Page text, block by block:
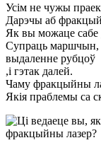
Усім не чужы
Дарэчы аб
Як вы можаце сабе
Супраць маршчын,
выдаленне рубцоў
,і гэтак далей.
Чаму фракцыйны
Якія праблемы са